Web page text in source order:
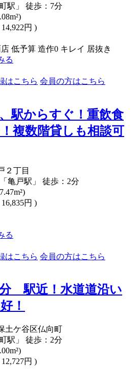
駅」 徒歩：7分
円 )
低予算 造作0 キレイ 居抜き
る
はこちら 会員の方はこちら
駅からすぐ！重飲食
複数階貸しも相談可
２丁目
亀戸駅」 徒歩：2分
円 )
る
はこちら 会員の方はこちら
駅近！水道道沿い
！
土ケ谷区仏向町
駅」 徒歩：2分
円 )